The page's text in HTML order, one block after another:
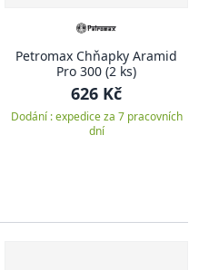
Petromax Chňapky Aramid
Pro 300 (2 ks)
626 Kč
Dodání : expedice za 7 pracovních
dní